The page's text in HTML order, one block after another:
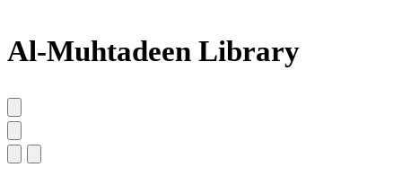
Al-Muhtadeen Library